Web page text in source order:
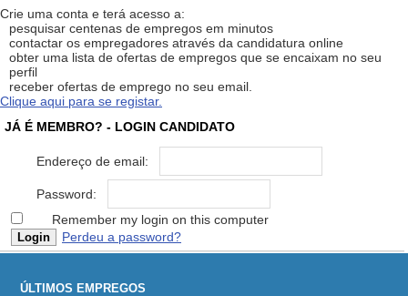
Crie uma conta e terá acesso a:
pesquisar centenas de empregos em minutos
contactar os empregadores através da candidatura online
obter uma lista de ofertas de empregos que se encaixam no seu
perfil
receber ofertas de emprego no seu email.
Clique aqui para se registar.
JÁ É MEMBRO? - LOGIN CANDIDATO
Endereço de email:
Password:
Remember my login on this computer
Perdeu a password?
ÚLTIMOS EMPREGOS